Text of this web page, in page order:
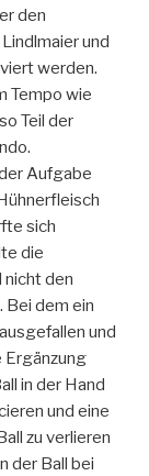
den
und
werden.
Tempo wie
Teil der
Aufgabe
sich
die
den
Bei dem ein
und
Ergänzung
in der Hand
und eine
zu verlieren
der Ball bei